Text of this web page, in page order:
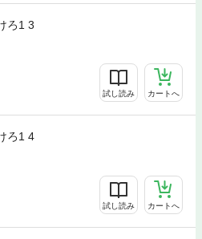
ろ1 3
試し読み カートへ
ろ1 4
試し読み カートへ